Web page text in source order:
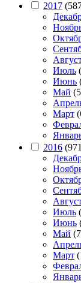
2017
Июль
Июнь
Май
Март
2016
Июль
Июнь
Май
Март